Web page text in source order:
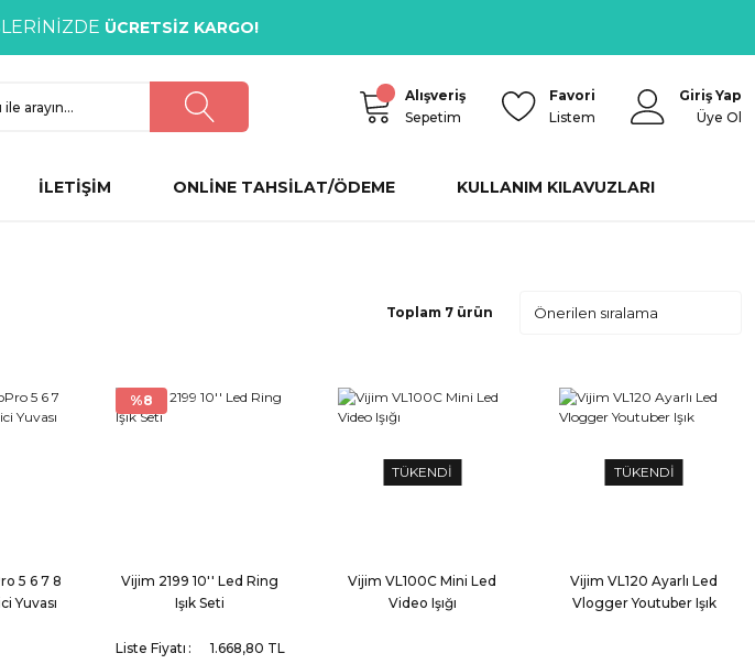
ÜCRETSİZ KARGO!
Alışveriş
Sepetim
Favori
Listem
Giriş Yap
Üye Ol
İLETİŞİM ONLİNE TAHSİLAT/ÖDEME KULLANIM KILAVUZLARI
Toplam 7 ürün
5 6 7 8
Yuvası
%8
Vijim 2199 10'' Led Ring
Işık Seti
Liste Fiyatı
1.668,80 TL
TÜKENDİ
Vijim VL100C Mini Led
Video Işığı
TÜKENDİ
Vijim VL120 Ayarlı Led
Vlogger Youtuber Işık